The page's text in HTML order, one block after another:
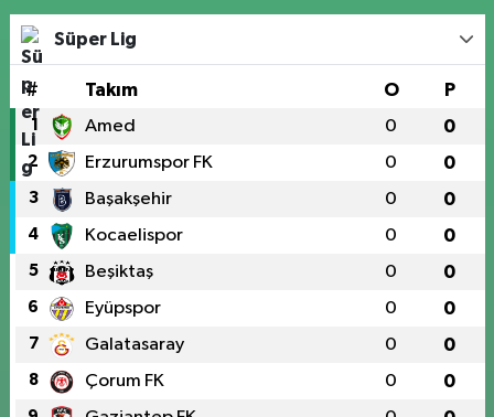
Süper Lig
# Takım O P
1 Amed 0 0
2 Erzurumspor FK 0 0
3 Başakşehir 0 0
4 Kocaelispor 0 0
5 Beşiktaş 0 0
6 Eyüpspor 0 0
7 Galatasaray 0 0
8 Çorum FK 0 0